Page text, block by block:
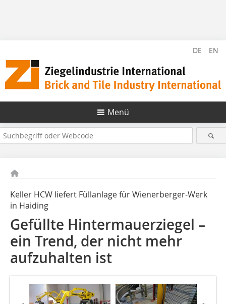
DE EN
Menü
Keller HCW liefert Füllanlage für Wienerberger-Werk
in Haiding
Gefüllte Hintermauerziegel –
ein Trend, der nicht mehr
aufzuhalten ist